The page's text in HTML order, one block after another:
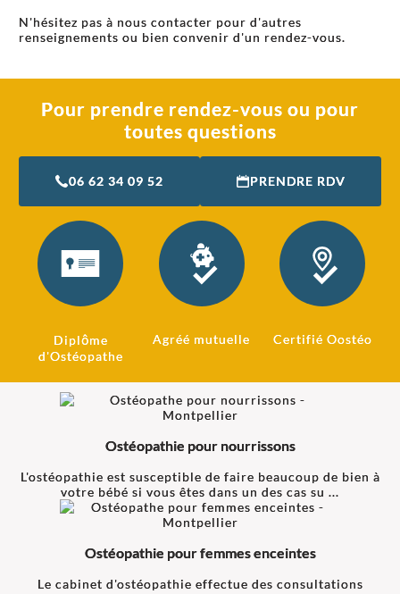
N'hésitez pas à nous contacter pour d'autres
renseignements ou bien convenir d'un rendez-vous.
Pour prendre rendez-vous ou pour
toutes questions
06 62 34 09 52 PRENDRE RDV
Diplôme
d'Ostéopathe
Agréé mutuelle Certifié Oostéo
Ostéopathie pour nourrissons
L'ostéopathie est susceptible de faire beaucoup de bien à
votre bébé si vous êtes dans un des cas su ...
Ostéopathie pour femmes enceintes
Le cabinet d'ostéopathie effectue des consultations